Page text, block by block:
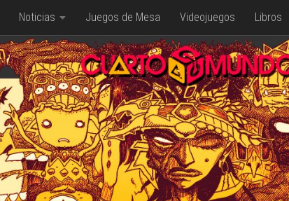
Noticias Juegos de Mesa Videojuegos Libros